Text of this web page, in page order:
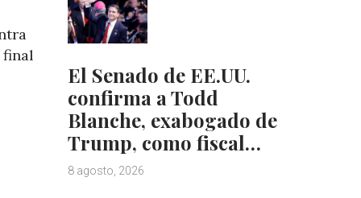
El Senado de EE.UU.
confirma a Todd
Blanche, exabogado de
Trump, como fiscal…
8 agosto, 2026